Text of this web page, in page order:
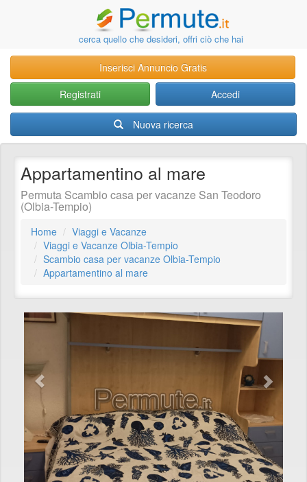
cerca quello che desideri, offri ciò che hai
Inserisci Annuncio Gratis
Registrati
Accedi
Nuova ricerca
Appartamentino al mare
Permuta Scambio casa per vacanze San Teodoro
(Olbia-Tempio)
Home
Viaggi e Vacanze
Viaggi e Vacanze Olbia-Tempio
Scambio casa per vacanze Olbia-Tempio
Appartamentino al mare